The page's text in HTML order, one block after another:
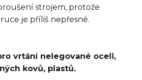
strojem, protože
je příliš nepřesné.
vrtání nelegované oceli,
kovů, plastů.